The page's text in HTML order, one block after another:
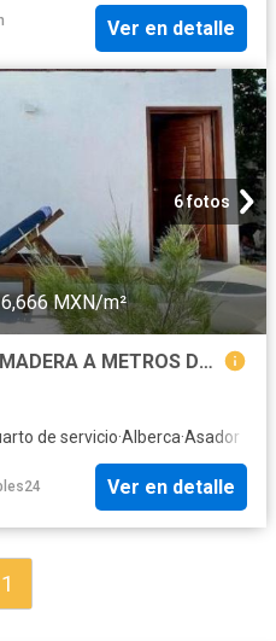
Ver en detalle
6 fotos
MXN/m²
VENDO CASA CHALET EN MADERA A METROS DE LA PLAYA EN LA ISLA DE HOLBOX, Q.ROO
de servicio·Alberca·Asador
Ver en detalle
1